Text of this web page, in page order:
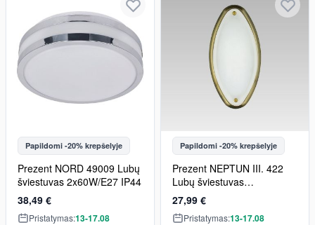
Papildomi -20% krepšelyje
Prezent NORD 49009 Lubų
šviestuvas 2x60W/E27 IP44
38,49 €
Pristatymas:13-17.08
Papildomi -20% krepšelyje
Prezent NEPTUN III. 422
Lubų šviestuvas
1x60W/E14 IP44
27,99 €
Pristatymas:13-17.08